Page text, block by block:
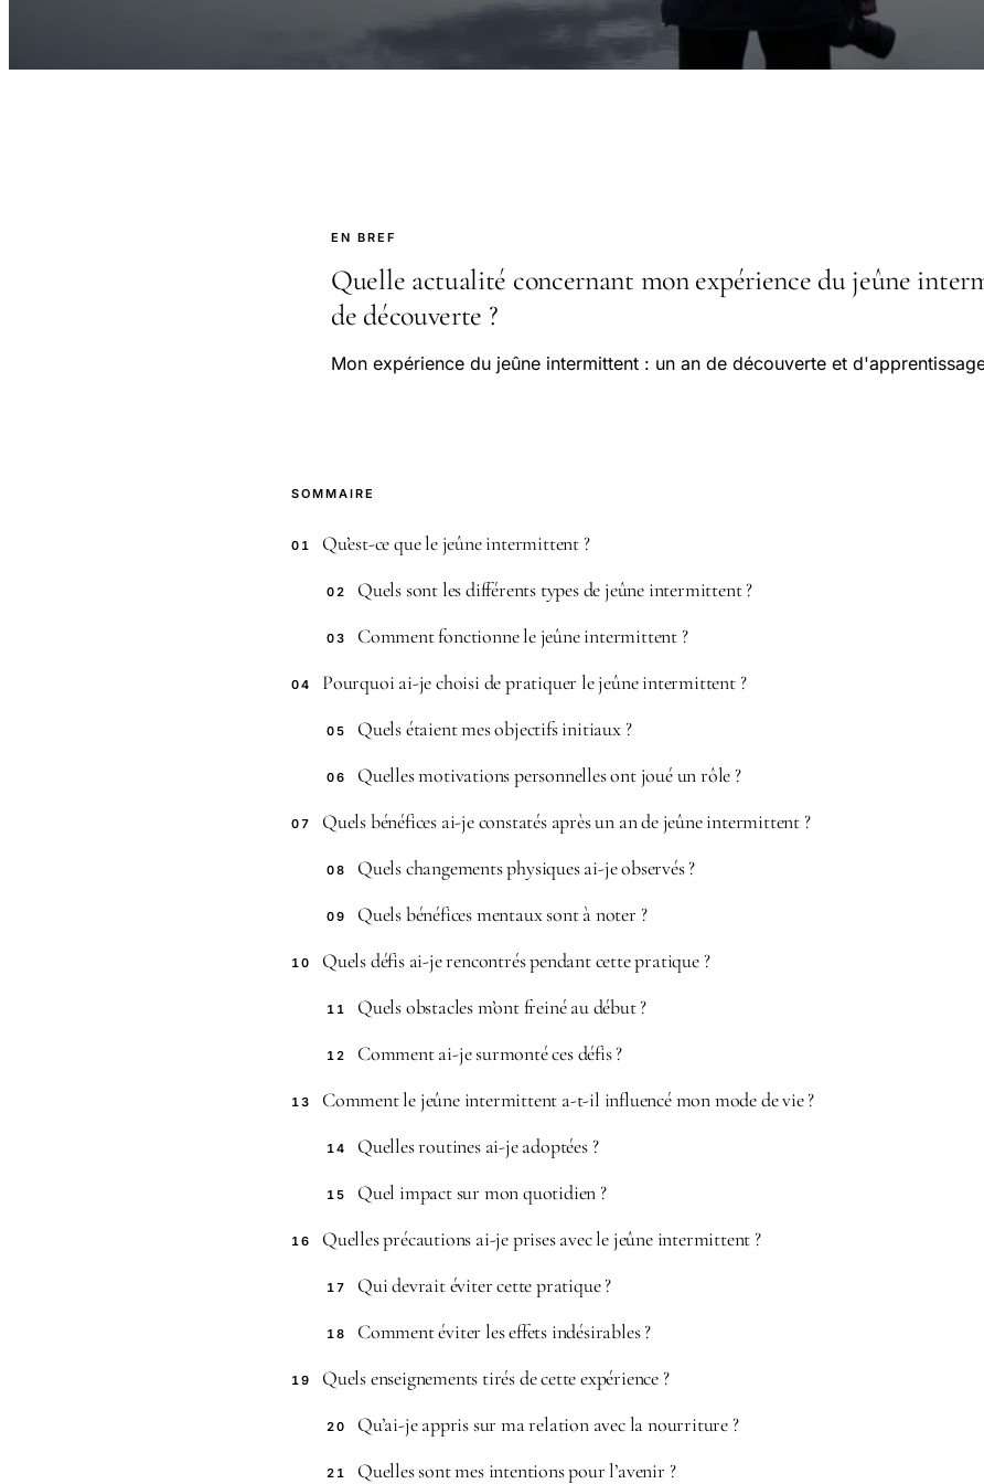
EN BREF
Quelle actualité concernant mon expérience du jeûne
de découverte ?
Mon expérience du jeûne intermittent : un an de découverte et
SOMMAIRE
01 Qu’est-ce que le jeûne intermittent ?
02 Quels sont les différents types de jeûne intermittent ?
03 Comment fonctionne le jeûne intermittent ?
04 Pourquoi ai-je choisi de pratiquer le jeûne intermittent ?
05 Quels étaient mes objectifs initiaux ?
06 Quelles motivations personnelles ont joué un rôle ?
07 Quels bénéfices ai-je constatés après un an de jeûne intermittent ?
08 Quels changements physiques ai-je observés ?
09 Quels bénéfices mentaux sont à noter ?
10 Quels défis ai-je rencontrés pendant cette pratique ?
11 Quels obstacles m’ont freiné au début ?
12 Comment ai-je surmonté ces défis ?
13 Comment le jeûne intermittent a-t-il influencé mon mode de vie ?
14 Quelles routines ai-je adoptées ?
15 Quel impact sur mon quotidien ?
16 Quelles précautions ai-je prises avec le jeûne intermittent ?
17 Qui devrait éviter cette pratique ?
18 Comment éviter les effets indésirables ?
19 Quels enseignements tirés de cette expérience ?
20 Qu’ai-je appris sur ma relation avec la nourriture ?
21 Quelles sont mes intentions pour l’avenir ?